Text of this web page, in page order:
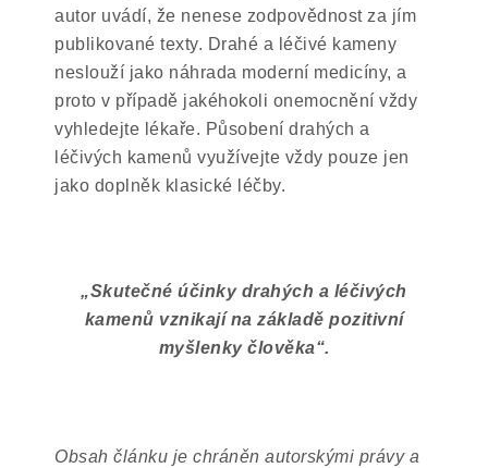
autor uvádí, že nenese zodpovědnost za jím
publikované texty. Drahé a léčivé kameny
neslouží jako náhrada moderní medicíny, a
proto v případě jakéhokoli onemocnění vždy
vyhledejte lékaře. Působení drahých a
léčivých kamenů využívejte vždy pouze jen
jako doplněk klasické léčby.
„Skutečné účinky drahých a léčivých
kamenů vznikají na základě pozitivní
myšlenky člověka“.
Obsah článku je chráněn autorskými právy a